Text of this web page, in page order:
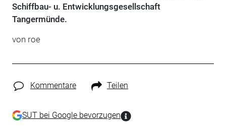
Schiffbau- u. Entwicklungsgesellschaft
Tangermünde.
von roe
Kommentare Teilen
SUT bei Google bevorzugen